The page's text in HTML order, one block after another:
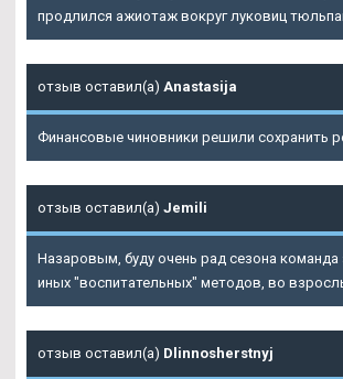
продлился ажиотаж вокруг луковиц
отзыв оставил(а) Anastasija
Финансовые чиновники решили сохранить
отзыв оставил(а) Jemili
Назаровым, буду очень рад сезона команда
иных "воспитательных" методов, во
отзыв оставил(а) Dlinnosherstnyj